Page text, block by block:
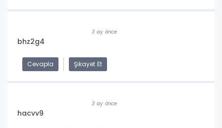
3 ay önce
bhz2g4
Cevapla Şikayet Et
3 ay önce
hacvv9